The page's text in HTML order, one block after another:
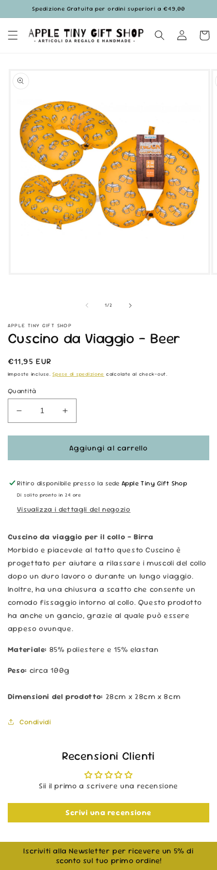
direttamente
ai contenuti
Spedizione Gratuita per ordini superiori a €49,00
Accedi
informazioni
sul prodotto
1/su2
APPLE TINY GIFT SHOP
Cuscino da Viaggio - Beer
Prezzo
di
€11,95 EUR
Imposte incluse.Spese di spedizione calcolate al check-out.
Quantità
Diminuisci
quantità
per
da
-
Aumenta
quantità
per
Cuscino
da
-
Beer
Aggiungi al carrello
Ritiro disponibile presso la sede Apple Tiny Gift Shop
Di solito pronto in 24 ore
Visualizza i dettagli del negozio
Cuscino da viaggio per il collo - Birra
Morbido e piacevole al tatto questo Cuscino è
progettato per aiutare a rilassare i muscoli del collo
dopo un duro lavoro o durante un lungo viaggio.
Inoltre, ha una chiusura a scatto che consente un
comodo fissaggio intorno al collo. Questo prodotto
ha anche un gancio, grazie al quale può essere
appeso ovunque.
Materiale: 85% poliestere e 15% elastan
Peso: circa 100g
Dimensioni del prodotto: 28cm x 28cm x 8cm
Condividi
Recensioni Clienti
Sii il primo a scrivere una recensione
Scrivi una recensione
Iscriviti alla Newsletter per ricevere un 5% di
sconto sul tuo primo ordine!